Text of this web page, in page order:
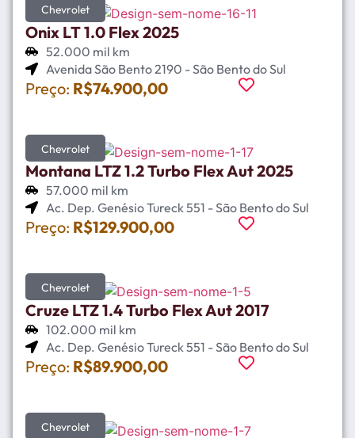
Chevrolet
Onix LT 1.0 Flex 2025
52.000 mil km
Avenida São Bento 2190 - São Bento do Sul
Preço: R$74.900,00
Chevrolet
Montana LTZ 1.2 Turbo Flex Aut 2025
57.000 mil km
Ac. Dep. Genésio Tureck 551 - São Bento do Sul
Preço: R$129.900,00
Chevrolet
Cruze LTZ 1.4 Turbo Flex Aut 2017
102.000 mil km
Ac. Dep. Genésio Tureck 551 - São Bento do Sul
Preço: R$89.900,00
Chevrolet